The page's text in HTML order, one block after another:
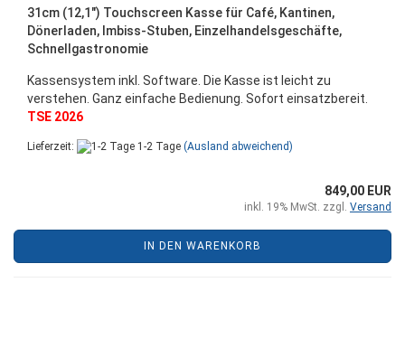
31cm (12,1") Touchscreen Kasse für Café, Kantinen,
Dönerladen, Imbiss-Stuben, Einzelhandelsgeschäfte,
Schnellgastronomie
Kassensystem inkl. Software. Die Kasse ist leicht zu
verstehen. Ganz einfache Bedienung. Sofort einsatzbereit.
TSE 2026
Lieferzeit: 1-2 Tage (Ausland abweichend)
849,00 EUR
inkl. 19% MwSt. zzgl. Versand
IN DEN WARENKORB